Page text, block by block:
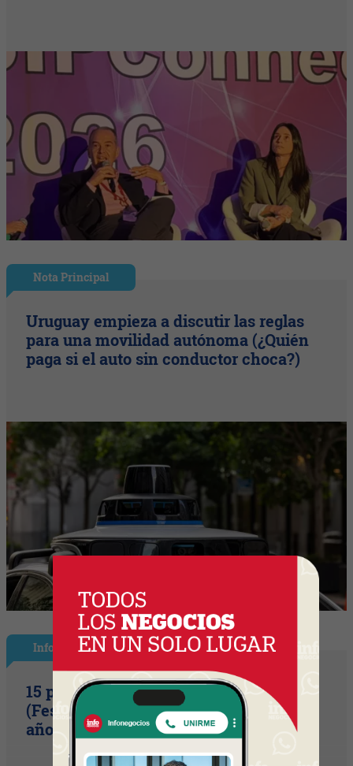
Nota Principal
Uruguay empieza a discutir las reglas
para una movilidad autónoma (¿Quién
paga si el auto sin conductor choca?)
InfoShow
15 primaveras tienes que cumplir
(Festival Música de la Tierra celebra 15
años)